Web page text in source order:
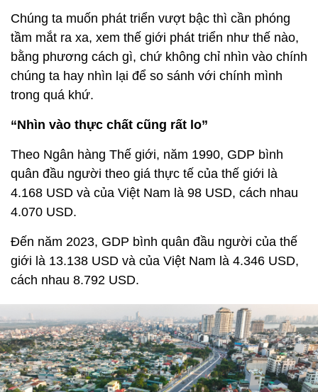
Chúng ta muốn phát triển vượt bậc thì cần phóng
tầm mắt ra xa, xem thế giới phát triển như thế nào,
bằng phương cách gì, chứ không chỉ nhìn vào chính
chúng ta hay nhìn lại để so sánh với chính mình
trong quá khứ.
“Nhìn vào thực chất cũng rất lo”
Theo Ngân hàng Thế giới, năm 1990, GDP bình
quân đầu người theo giá thực tế của thế giới là
4.168 USD và của Việt Nam là 98 USD, cách nhau
4.070 USD.
Đến năm 2023, GDP bình quân đầu người của thế
giới là 13.138 USD và của Việt Nam là 4.346 USD,
cách nhau 8.792 USD.